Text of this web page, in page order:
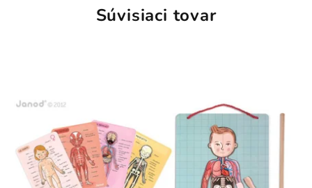
Súvisiaci tovar